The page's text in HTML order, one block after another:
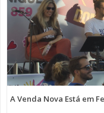
A Venda Nova Está em